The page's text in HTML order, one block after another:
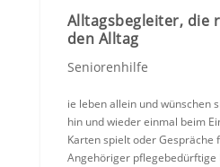
Alltagsbegleiter, die
den Alltag
Seniorenhilfe
ie leben allein und wünschen
hin und wieder einmal beim
Karten spielt oder Gespräche
Angehöriger pflegebedürftige